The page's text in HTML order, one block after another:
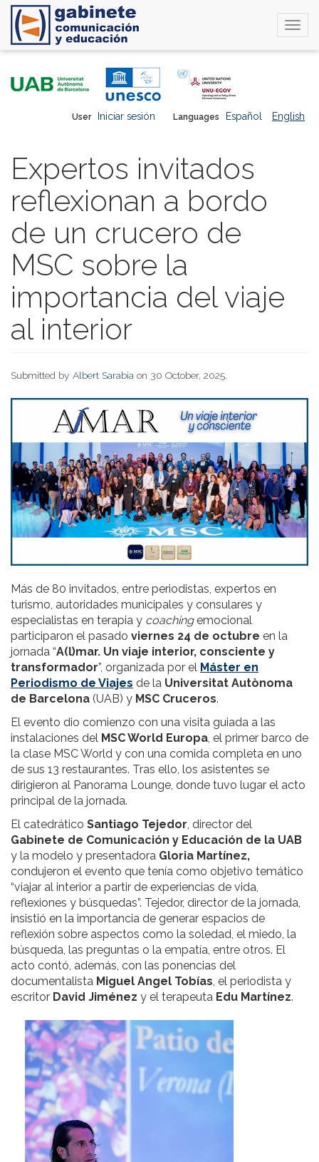
Languages Español English
User Iniciar sesión
Expertos invitados
reflexionan a bordo
de un crucero de
MSC sobre la
importancia del viaje
al interior
Submitted by Albert Sarabia on 30 October, 2025.
Más de 80 invitados, entre periodistas, expertos en
turismo, autoridades municipales y consulares y
especialistas en terapia y coachingemocional
participaron el pasado viernes 24 de octubre en la
jornada “A(l)mar. Un viaje interior, consciente y
transformador”, organizada por el Máster en
Periodismo de Viajes de la Universitat Autònoma
de Barcelona (UAB) y MSC Cruceros.
El evento dio comienzo con una visita guiada a las
instalaciones del MSC World Europa, el primer barco de
la clase MSC World y con una comida completa en uno
de sus 13 restaurantes. Tras ello, los asistentes se
dirigieron al Panorama Lounge, donde tuvo lugar el acto
principal de la jornada.
El catedrático Santiago Tejedor, director del
Gabinete de Comunicación y Educación de la UAB
y la modelo y presentadora Gloria Martínez,
condujeron el evento que tenía como objetivo temático
“viajar al interior a partir de experiencias de vida,
reflexiones y búsquedas”. Tejedor, director de la jornada,
insistió en la importancia de generar espacios de
reflexión sobre aspectos como la soledad, el miedo, la
búsqueda, las preguntas o la empatía, entre otros. El
acto contó, además, con las ponencias del
documentalista Miguel Angel Tobías, el periodista y
escritor David Jiménez y el terapeuta Edu Martínez.